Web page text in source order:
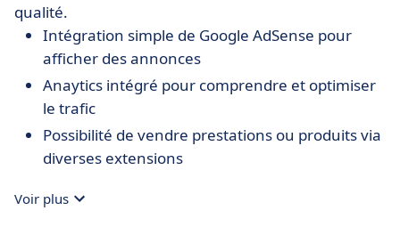
qualité.
Intégration simple de Google AdSense pour
afficher des annonces
Anaytics intégré pour comprendre et optimiser
le trafic
Possibilité de vendre prestations ou produits via
diverses extensions
Voir plus